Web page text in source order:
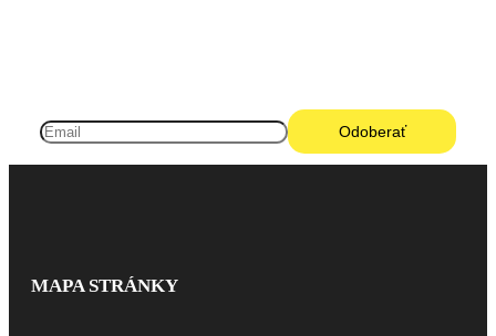
MAPA STRÁNKY